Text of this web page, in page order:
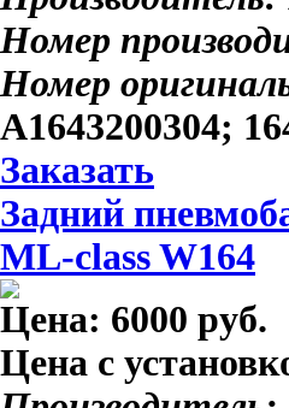
Номер
Номер
A1643200304;
Заказать
Задний
ML-class W164
Цена: 6000 руб.
Цена с